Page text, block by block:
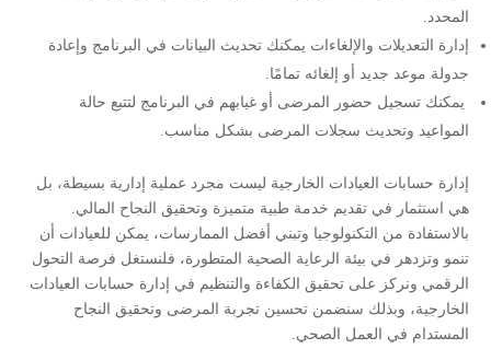
المحدد.
إدارة التعديلات والإلغاءات يمكنك تحديث البيانات في البرنامج وإعادة
جدولة موعد جديد أو إلغائه تمامًا.
يمكنك تسجيل حضور المرضى أو غيابهم في البرنامج لتتبع حالة
المواعيد وتحديث سجلات المرضى بشكل مناسب.
إدارة حسابات العيادات الخارجية ليست مجرد عملية إدارية بسيطة، بل
هي استثمار في تقديم خدمة طبية متميزة وتحقيق النجاح المالي.
بالاستفادة من التكنولوجيا وتبني أفضل الممارسات، يمكن للعيادات أن
تنمو وتزدهر في بيئة الرعاية الصحية المتطورة، فلنستغل فرصة التحول
الرقمي ونركز على تحقيق الكفاءة والتنظيم في إدارة حسابات العيادات
الخارجية، وبذلك سنضمن تحسين تجربة المرضى وتحقيق النجاح
المستدام في العمل الصحي.